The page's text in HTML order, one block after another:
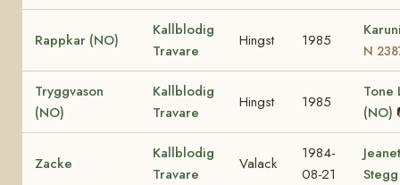
Rappkar (NO)
Kallblodig
Travare
Hingst 1985
N
Tryggvason
(NO)
Kallblodig
Travare
Hingst 1985
Tone
(NO)
Zacke
Kallblodig
Travare
Valack
1984-
08-21
Stegg